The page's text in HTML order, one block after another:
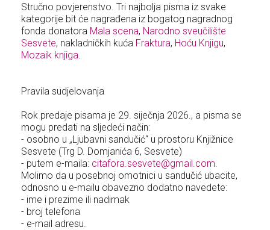
Stručno povjerenstvo. Tri najbolja pisma iz svake
kategorije bit će nagrađena iz bogatog nagradnog
fonda donatora Mala scena, Narodno sveučilište
Sesvete, nakladničkih kuća Fraktura, Hoću Knjigu,
Mozaik knjiga.
Pravila sudjelovanja
Rok predaje pisama je 29. siječnja 2026., a pisma se
mogu predati na sljedeći način:
- osobno u „Ljubavni sandučić“ u prostoru Knjižnice
Sesvete (Trg D. Domjanića 6, Sesvete)
- putem e-maila: citafora.sesvete@gmail.com.
Molimo da u posebnoj omotnici u sandučić ubacite,
odnosno u e-mailu obavezno dodatno navedete:
- ime i prezime ili nadimak
- broj telefona
- e-mail adresu.